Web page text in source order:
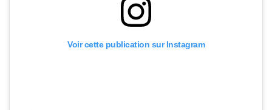
Voir cette publication sur Instagram